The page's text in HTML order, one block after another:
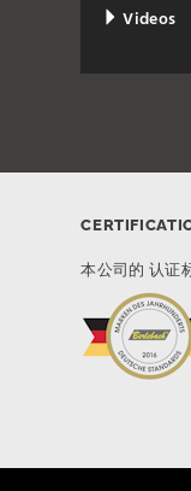
Videos
本公司的 认证